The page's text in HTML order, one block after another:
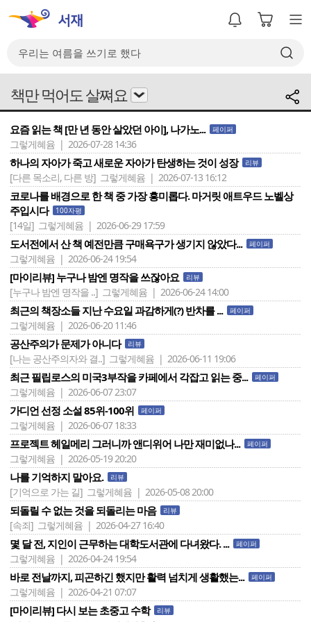
책만 먹어도 살쪄요
요즘 읽는 책 [만 년 동안 살았던 아이], 나가노... 페이퍼
그렇게혜윰 | 2026-07-28 14:36
하나의 자아가 죽고 새로운 자아가 탄생하는 것이 성장 리뷰
[다른 목소리, 다른 방] 그렇게혜윰 | 2026-07-13 16:12
코로나를 배경으로 한 책 중 가장 흥미롭다. 마거릿 애트우드 노벨상
주입시다
100자평
[14일] 그렇게혜윰 | 2026-06-29 17:59
도서전에서 산 책 예전만큼 구매욕구가 생기지 않았다... 페이퍼
그렇게혜윰 | 2026-06-24 19:54
[마이리뷰] 누구나 밤엔 명작을 쓰잖아요 리뷰
[누구나 밤엔 명작을 ..] 그렇게혜윰 | 2026-06-24 14:00
최근의 책장소들 지난 수요일 과감하게(?) 반차를 ... 페이퍼
그렇게혜윰 | 2026-06-20 11:46
공산주의가 문제가 아니다 리뷰
[나는 공산주의자와 결..] 그렇게혜윰 | 2026-06-11 19:06
최근 필립로스의 미국3부작을 카페에서 각잡고 읽는 중... 페이퍼
그렇게혜윰 | 2026-06-07 23:07
가디언 선정 소설 85위-100위 페이퍼
그렇게혜윰 | 2026-06-07 18:33
프로젝트 헤일메리 그러니까 앤디위어 나만 재미없나... 페이퍼
그렇게혜윰 | 2026-05-19 20:20
나를 기억하지 말아요. 리뷰
[기억으로 가는 길] 그렇게혜윰 | 2026-05-08 20:00
되돌릴 수 없는 것을 되돌리는 마음 리뷰
[속죄] 그렇게혜윰 | 2026-04-27 16:40
몇 달 전, 지인이 근무하는 대학도서관에 다녀왔다. ... 페이퍼
그렇게혜윰 | 2026-04-24 19:54
바로 전날까지, 피곤하긴 했지만 활력 넘치게 생활했는... 페이퍼
그렇게혜윰 | 2026-04-21 07:07
[마이리뷰] 다시 보는 초중고 수학 리뷰